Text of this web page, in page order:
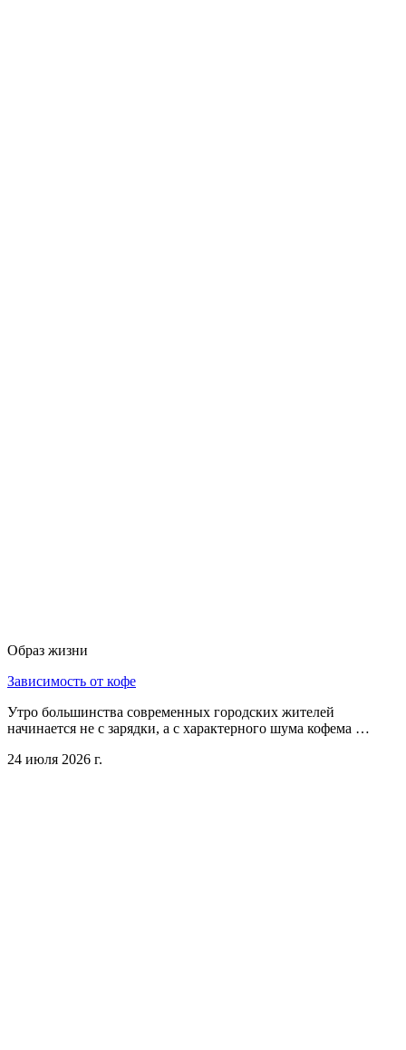
Образ жизни
Зависимость от кофе
Утро большинства современных городских жителей
начинается не с зарядки, а с характерного шума кофема …
24 июля 2026 г.